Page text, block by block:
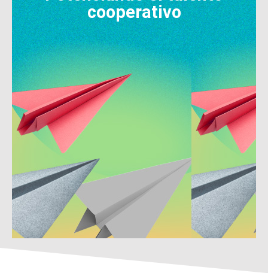
cooperativo